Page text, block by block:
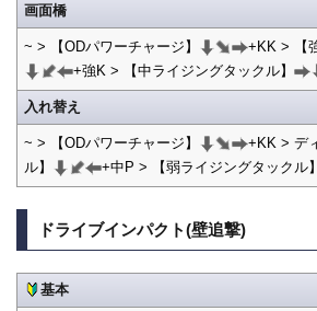
画面橋
~ > 【ODパワーチャージ】
+KK > 【
+強K > 【中ライジングタックル】
入れ替え
~ > 【ODパワーチャージ】
+KK > デ
ル】
+中P > 【弱ライジングタックル】
ドライブインパクト(壁追撃)
基本